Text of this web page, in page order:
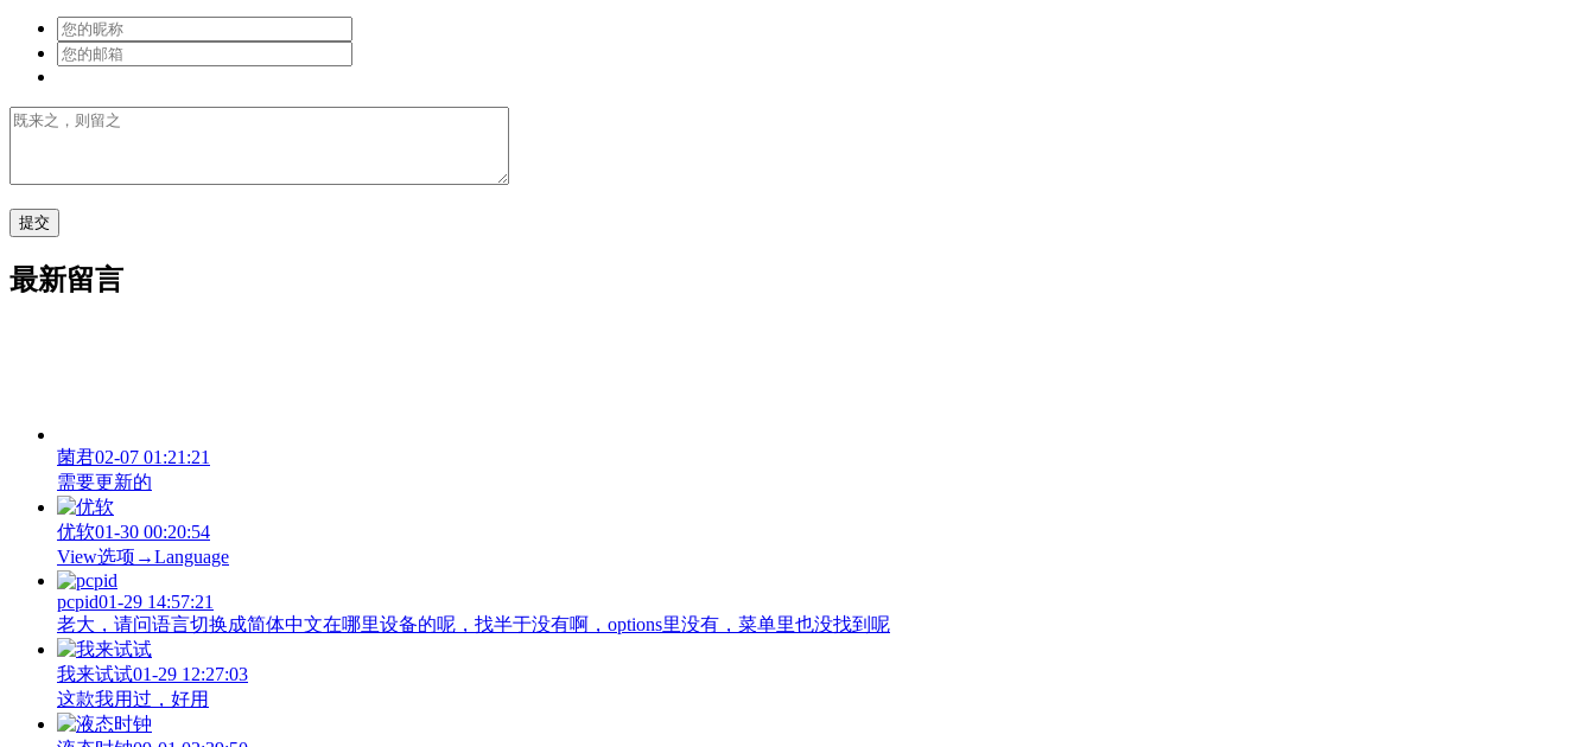
最新留言
菌君02-07 01:21:21
需要更新的
优软01-30 00:20:54
View‌选项→Language
pcpid01-29 14:57:21
老大，请问语言切换成简体中文在哪里设备的呢，找半于没有啊，options里没有，菜单里也没找到呢
我来试试01-29 12:27:03
这款我用过，好用